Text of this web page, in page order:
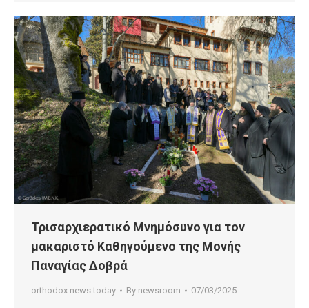
Τρισαρχιερατικό Μνημόσυνο για τον
μακαριστό Καθηγούμενο της Μονής
Παναγίας Δοβρά
orthodox news today By newsroom 07/03/2025